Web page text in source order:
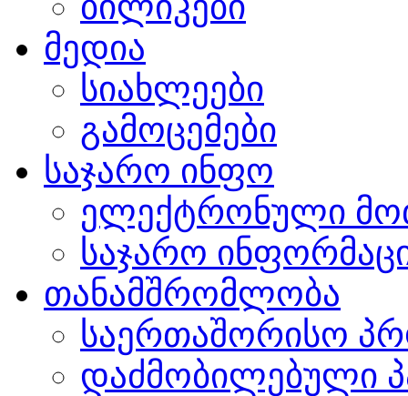
მედია
სიახლეები
გამოცემები
საჯარო ინფო
ელექტრონული
საჯარო
თანამშრომლობა
საერთაშორისო
დაძმობილებული